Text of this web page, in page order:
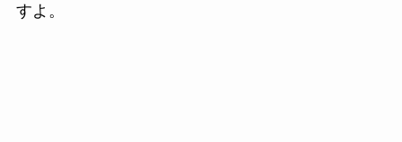
すよ。